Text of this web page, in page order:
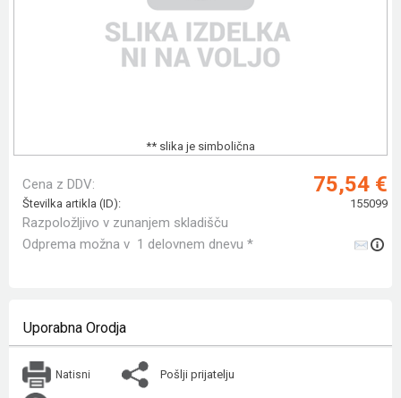
** slika je simbolična
Cena z DDV: 75,54 €
Številka artikla (ID): 155099
Razpoložljivo v zunanjem skladišču
Odprema možna v 1 delovnem dnevu *
Uporabna Orodja
Natisni Pošlji prijatelju